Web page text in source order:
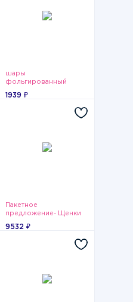
шары
фольгированный
1939 ₽
Пакетное
предложение- Щенки
9532 ₽